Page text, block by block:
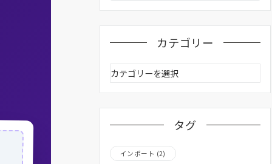
カテゴリー
カ
テ
ゴ
タグ
インポート (2)